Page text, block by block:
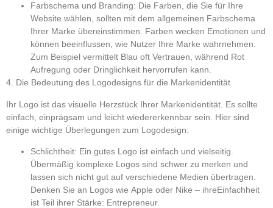
Farbschema und Branding: Die Farben, die Sie für Ihre
Website wählen, sollten mit dem allgemeinen Farbschema
Ihrer Marke übereinstimmen. Farben wecken Emotionen und
können beeinflussen, wie Nutzer Ihre Marke wahrnehmen.
Zum Beispiel vermittelt Blau oft Vertrauen, während Rot
Aufregung oder Dringlichkeit hervorrufen kann.
4. Die Bedeutung des Logodesigns für die Markenidentität
Ihr Logo ist das visuelle Herzstück Ihrer Markenidentität. Es sollte
einfach, einprägsam und leicht wiedererkennbar sein. Hier sind
einige wichtige Überlegungen zum Logodesign:
Schlichtheit: Ein gutes Logo ist einfach und vielseitig.
Übermäßig komplexe Logos sind schwer zu merken und
lassen sich nicht gut auf verschiedene Medien übertragen.
Denken Sie an Logos wie Apple oder Nike – ihreEinfachheit
ist Teil ihrer Stärke: Entrepreneur.